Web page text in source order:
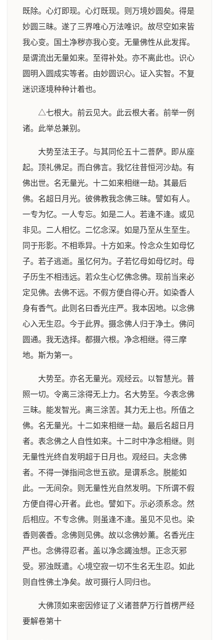
既除。心灯即现。心灯既现。则万境妙圆矣。得是
妙圆三昧。遂了三界唯心万法唯识。故尽空如来皆
我心变。国土净秽亦我心变。无量佛性从此发挥。
是谓流出无量如来。至得补处。亦不离此也。识心
圆明入圆成实等者。由妙圆识心。证入实智。不复
迷识逐境种种计着也。
△七根大。前云见大。此云根大者。前举一例
诸。此举总兼别。
大势至法王子。与其同伦五十二菩萨。即从座
起。顶礼佛足。而白佛言。我忆往昔恒河沙劫。有
佛出世。名无量光。十二如来相继一劫。其最后
佛。名超日月光。彼佛教我念佛三昧。譬如有人。
一专为忆。一人专忘。如是二人。若逢不逢。或见
非见。二人相忆。二忆念深。如是乃至从生至生。
同于形影。不相乖异。十方如来。怜念众生如母忆
子。若子逃逝。虽忆何为。子若忆母如母忆时。母
子历生不相违远。若众生心忆佛念佛。现前当来必
定见佛。去佛不远。不假方便自得心开。如染香人
身有香气。此则名曰香光庄严。我本因地。以念佛
心入无生忍。今于此界。摄念佛人归于净土。佛问
圆通。我无选择。都摄六根。净念相继。得三摩
地。斯为第一。
大势至。亦名无量光。观经云。以智慧光。普
照一切。令离三涂得无上力。名大势至。今表念佛
三昧。能发智光。离三涂苦。其力无上也。所值之
佛。名无量光。十二如来相继一劫。最后名超日月
者。表念佛之人自性如来。十二时中净念相继。则
无量性光终自发明超于日月也。观经曰。夫念佛
者。不得一弹指间念世五欲。是谓系念。脱能如
此。一无间杂。则无量性光自然发明。下所谓不假
方便自得心开者。此也。譬如下。示必须系念。然
后相应。不专念佛。则虽逢不逢。虽见不见也。染
香则袭香。念佛则见佛。故以念佛妙薰。名香光庄
严也。念佛得忍者。盖以净念蠲浊想。正念灭邪
受。邪浊既遣。心境空寂一切不生名无生忍。如此
则自性佛土净矣。故可摄行人同归也。
大佛顶如来密因修证了义诸菩萨万行首楞严经
要解卷第十